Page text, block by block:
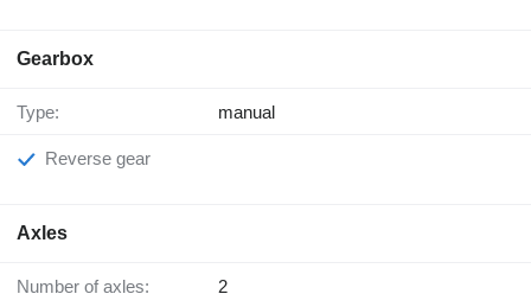
Gearbox
Type: manual
Reverse gear
Axles
Number of axles: 2